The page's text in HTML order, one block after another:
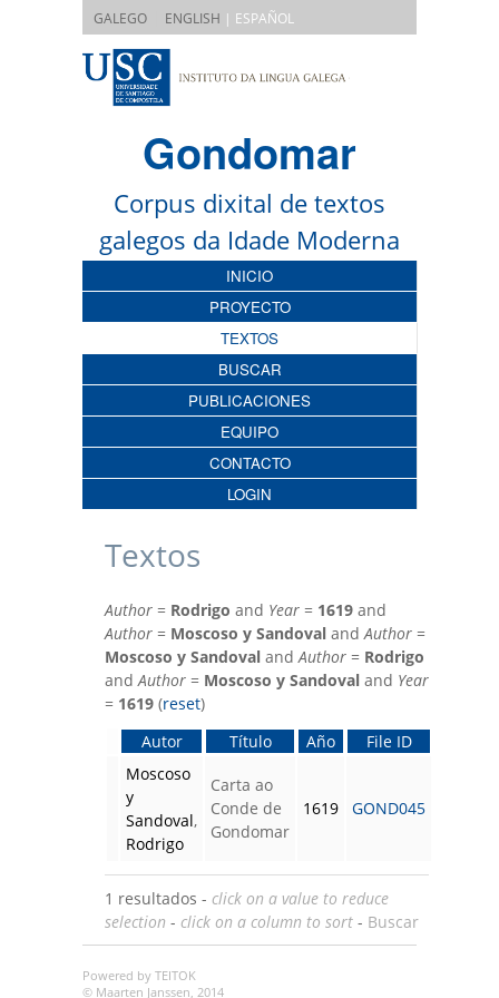
GALEGO ENGLISH | ESPAÑOL
Gondomar
Corpus dixital de textos
galegos da Idade Moderna
INICIO
PROYECTO
TEXTOS
BUSCAR
PUBLICACIONES
EQUIPO
CONTACTO
LOGIN
Textos
Author = Rodrigo and Year = 1619 and
Author = Moscoso y Sandoval andAuthor =
Moscoso y Sandoval andAuthor = Rodrigo
andAuthor = Moscoso y Sandoval and Year
= 1619 (reset)
Autor
Título Año
File ID
Moscoso
y
Sandoval,
Rodrigo
Carta ao
Conde de
Gondomar
1619 GOND045
1 resultados - click on a value to reduce
selection - click on a column to sort - Buscar
Powered by TEITOK
© Maarten Janssen, 2014